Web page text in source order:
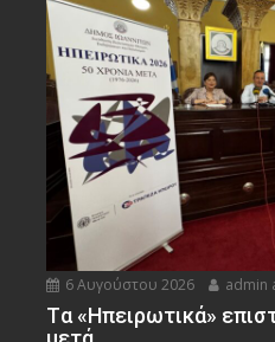
6 Αυγούστου 2026 admin
Tα «Ηπειρωτικά»